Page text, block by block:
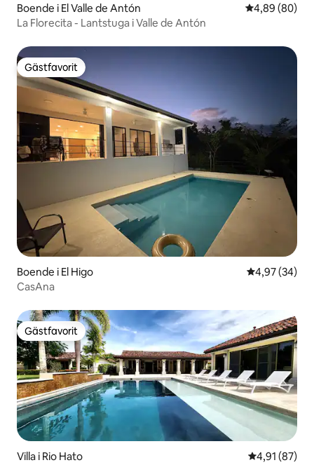
Boende i El Valle de Antón 4,89 av 5 i
4,89 (80)
La Florecita - Lantstuga i Valle de Antón
Gästfavorit
Gästfavorit
Boende i El Higo 4,97 av 5 i
4,97 (34)
CasAna
Gästfavorit
Gästfavorit
Villa i Rio Hato 4,91 av 5 i
4,91 (87)